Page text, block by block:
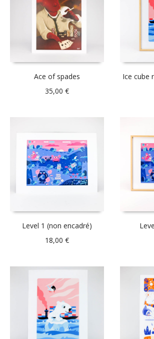
Ace of spades
35,00 €
Ice cube
Level 1 (non encadré)
18,00 €